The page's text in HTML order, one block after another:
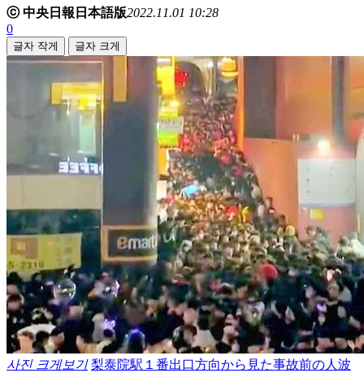
ⓒ 中央日報日本語版2022.11.01 10:28
0
글자 작게 글자 크게
사진 크게보기 梨泰院駅１番出口方向から見た事故前の人波